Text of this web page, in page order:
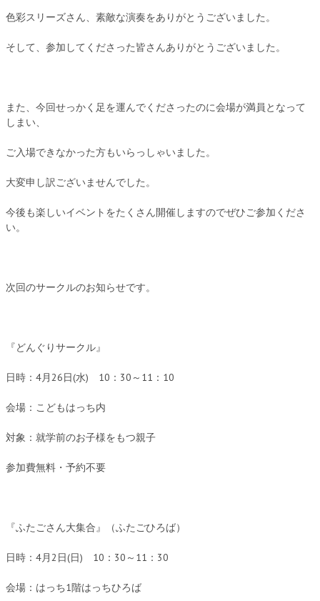
色彩スリーズさん、素敵な演奏をありがとうございました。
そして、参加してくださった皆さんありがとうございました。
また、今回せっかく足を運んでくださったのに会場が満員となって
しまい、
ご入場できなかった方もいらっしゃいました。
大変申し訳ございませんでした。
今後も楽しいイベントをたくさん開催しますのでぜひご参加くださ
い。
次回のサークルのお知らせです。
『どんぐりサークル』
日時：4月26日(水) 10：30～11：10
会場：こどもはっち内
対象：就学前のお子様をもつ親子
参加費無料・予約不要
『ふたごさん大集合』（ふたごひろば）
日時：4月2日(日) 10：30～11：30
会場：はっち1階はっちひろば